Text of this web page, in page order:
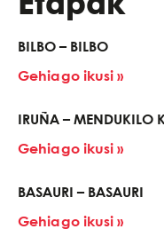
BILBO – BILBO
Gehiago ikusi »
IRUÑA – MENDUKILO
Gehiago ikusi »
BASAURI – BASAURI
Gehiago ikusi »